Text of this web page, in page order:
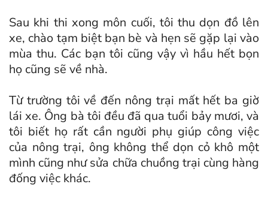
Sau khi thi xong môn cuối, tôi thu dọn đồ lên
xe, chào tạm biệt bạn bè và hẹn sẽ gặp lại vào
mùa thu. Các bạn tôi cũng vậy vì hầu hết bọn
họ cũng sẽ về nhà.
Từ trường tôi về đến nông trại mất hết ba giờ
lái xe. Ông bà tôi đều đã qua tuổi bảy mươi, và
tôi biết họ rất cần người phụ giúp công việc
của nông trại, ông không thể dọn cỏ khô một
mình cũng như sửa chữa chuồng trại cùng hàng
đống việc khác.